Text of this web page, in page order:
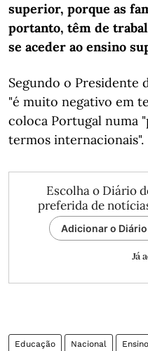
superior, porque as
portanto, têm de
se aceder ao ensino
Segundo o Presidente
"é muito negativo em
coloca Portugal numa
termos internacionais".
Escolha o Diário
preferida de
Adicionar o
Já
Educação Nacional